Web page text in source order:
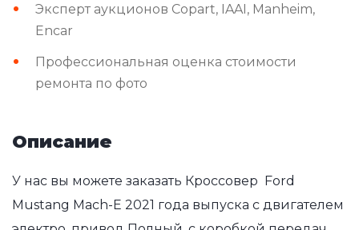
Эксперт аукционов Copart, IAAI, Manheim,
Encar
Профессиональная оценка стоимости
ремонта по фото
Описание
У нас вы можете заказать Кроссовер Ford
Mustang Mach-E 2021 года выпуска с двигателем